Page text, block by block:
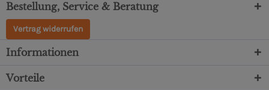
Bestellung, Service & Beratung
Vertrag widerrufen
Informationen
Vorteile